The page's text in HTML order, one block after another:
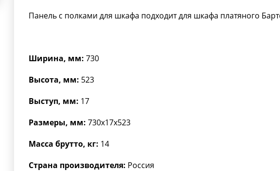
Панель с полками для шкафа подходит для шкафа платяного
Ширина, мм: 730
Высота, мм: 523
Выступ, мм: 17
Размеры, мм: 730x17x523
Масса брутто, кг: 14
Страна производителя: Россия